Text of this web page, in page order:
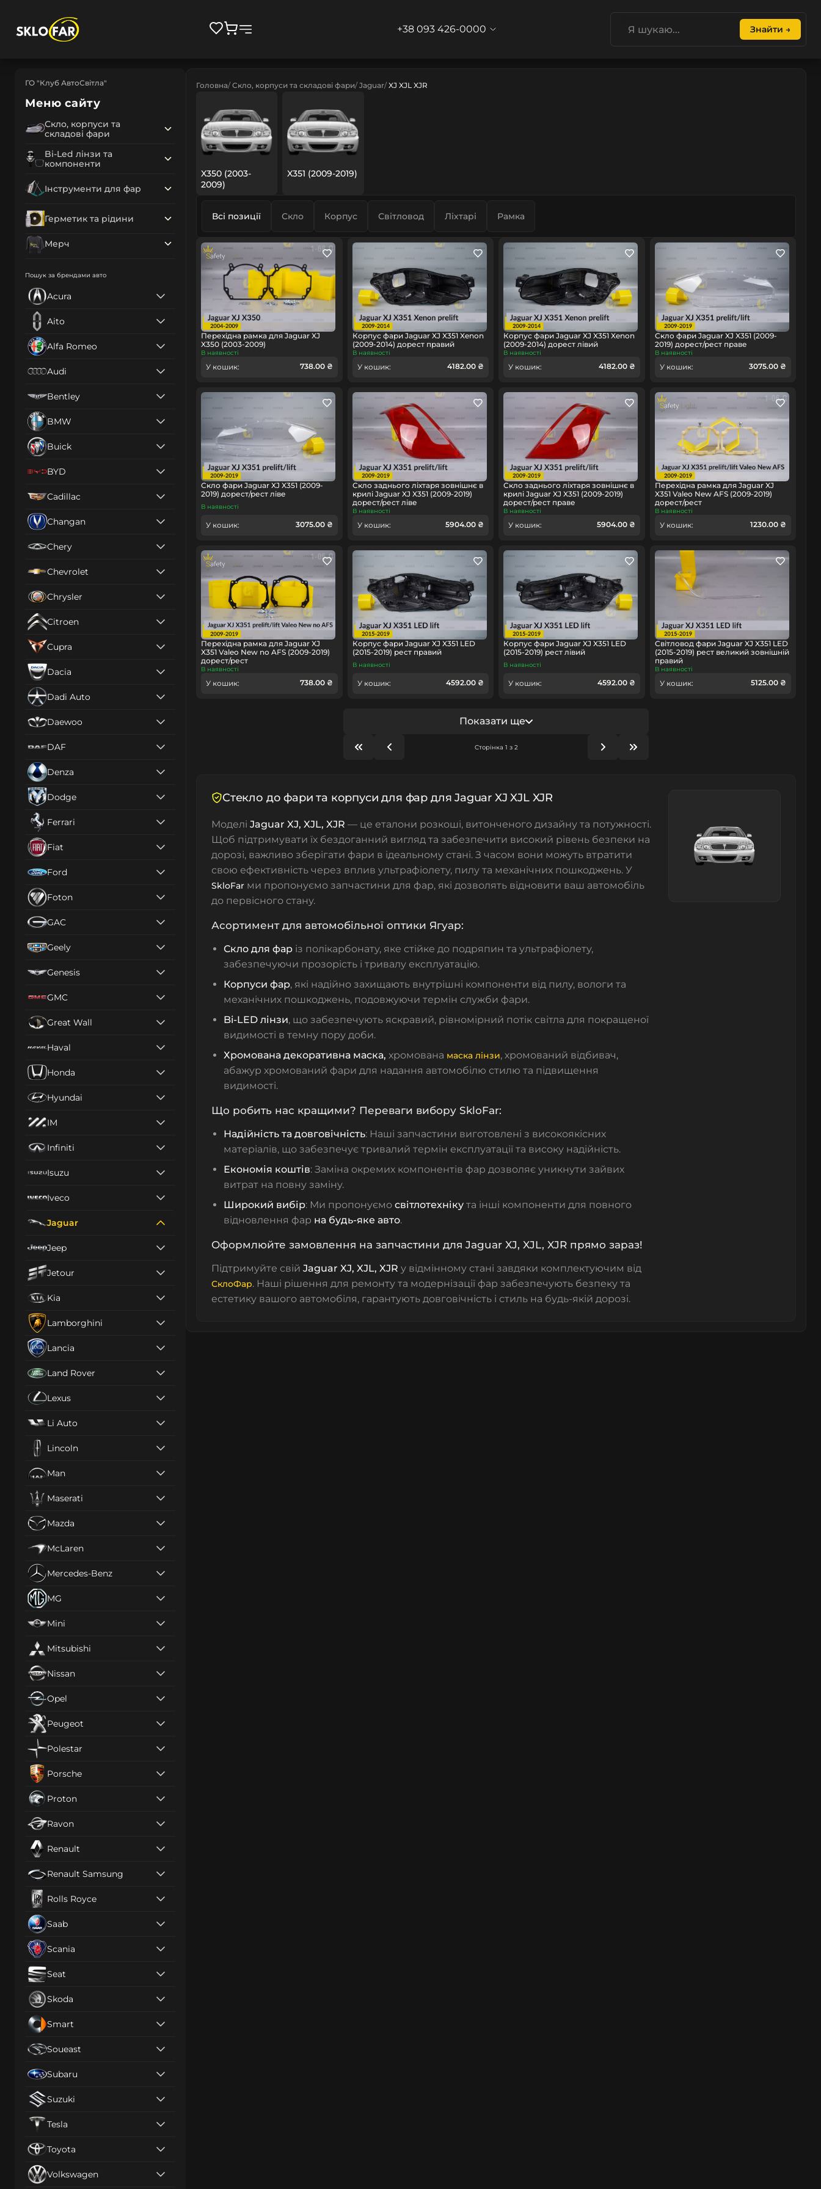
+38 093 426-0000 Знайти →
ГО "Клуб АвтоСвітла"
Меню сайту
Скло, корпуси та
складові фари
Bi-Led лінзи та
компоненти
Інструменти для фар
Герметик та рідини
Мерч
Пошук за брендами авто
Acura
Aito
Alfa Romeo
Audi
Bentley
BMW
Buick
BYD
Cadillac
Changan
Chery
Chevrolet
Chrysler
Citroen
Cupra
Dacia
Dadi Auto
Daewoo
DAF
Denza
Dodge
Ferrari
Fiat
Ford
Foton
GAC
Geely
Genesis
GMC
Great Wall
Haval
Honda
Hyundai
IM
Infiniti
Isuzu
Iveco
Jaguar
Jeep
Jetour
Kia
Lamborghini
Lancia
Land Rover
Lexus
Li Auto
Lincoln
Man
Maserati
Mazda
McLaren
Mercedes-Benz
MG
Mini
Mitsubishi
Nissan
Opel
Peugeot
Polestar
Porsche
Proton
Ravon
Renault
Renault Samsung
Rolls Royce
Saab
Scania
Seat
Skoda
Smart
Soueast
Subaru
Suzuki
Tesla
Toyota
Volkswagen
Головна Скло, корпуси та складові фари Jaguar XJ XJL XJR
X350 (2003-
2009)
X351 (2009-2019)
Всі позиції Скло Корпус Світловод Ліхтарі Рамка
Перехідна рамка для Jaguar XJ
X350 (2003-2009)
В наявності
У кошик: 738.00 ₴
Корпус фари Jaguar XJ X351 Xenon
(2009-2014) дорест правий
В наявності
У кошик: 4182.00 ₴
Корпус фари Jaguar XJ X351 Xenon
(2009-2014) дорест лівий
В наявності
У кошик: 4182.00 ₴
Скло фари Jaguar XJ X351 (2009-
2019) дорест/рест праве
В наявності
У кошик: 3075.00 ₴
Скло фари Jaguar XJ X351 (2009-
2019) дорест/рест ліве
В наявності
У кошик: 3075.00 ₴
Скло заднього ліхтаря зовнішнє в
крилі Jaguar XJ X351 (2009-2019)
дорест/рест ліве
В наявності
У кошик: 5904.00 ₴
Скло заднього ліхтаря зовнішнє в
крилі Jaguar XJ X351 (2009-2019)
дорест/рест праве
В наявності
У кошик: 5904.00 ₴
Перехідна рамка для Jaguar XJ
X351 Valeo New AFS (2009-2019)
дорест/рест
В наявності
У кошик: 1230.00 ₴
Перехідна рамка для Jaguar XJ
X351 Valeo New no AFS (2009-2019)
дорест/рест
В наявності
У кошик: 738.00 ₴
Корпус фари Jaguar XJ X351 LED
(2015-2019) рест правий
В наявності
У кошик: 4592.00 ₴
Корпус фари Jaguar XJ X351 LED
(2015-2019) рест лівий
В наявності
У кошик: 4592.00 ₴
Світловод фари Jaguar XJ X351 LED
(2015-2019) рест великий зовнішній
правий
В наявності
У кошик: 5125.00 ₴
Показати ще
Сторінка 1 з 2
Cтекло до фари та корпуси для фар для Jaguar XJ XJL XJR
Моделі Jaguar XJ, XJL, XJR — це еталони розкоші, витонченого дизайну та потужності.
Щоб підтримувати їх бездоганний вигляд та забезпечити високий рівень безпеки на
дорозі, важливо зберігати фари в ідеальному стані. З часом вони можуть втратити
свою ефективність через вплив ультрафіолету, пилу та механічних пошкоджень. У
SkloFar ми пропонуємо запчастини для фар, які дозволять відновити ваш автомобіль
до первісного стану.
Асортимент для автомобільної оптики Ягуар:
Скло для фар із полікарбонату, яке стійке до подряпин та ультрафіолету,
забезпечуючи прозорість і тривалу експлуатацію.
Корпуси фар, які надійно захищають внутрішні компоненти від пилу, вологи та
механічних пошкоджень, подовжуючи термін служби фари.
Bi-LED лінзи, що забезпечують яскравий, рівномірний потік світла для покращеної
видимості в темну пору доби.
Хромована декоративна маска, хромована маска лінзи, хромований відбивач,
абажур хромований фари для надання автомобілю стилю та підвищення
видимості.
Що робить нас кращими? Переваги вибору SkloFar:
Надійність та довговічність: Наші запчастини виготовлені з високоякісних
матеріалів, що забезпечує тривалий термін експлуатації та високу надійність.
Економія коштів: Заміна окремих компонентів фар дозволяє уникнути зайвих
витрат на повну заміну.
Широкий вибір: Ми пропонуємо світлотехніку та інші компоненти для повного
відновлення фар на будь-яке авто.
Оформлюйте замовлення на запчастини для Jaguar XJ, XJL, XJR прямо зараз!
Підтримуйте свій Jaguar XJ, XJL, XJR у відмінному стані завдяки комплектуючим від
СклоФар. Наші рішення для ремонту та модернізації фар забезпечують безпеку та
естетику вашого автомобіля, гарантують довговічність і стиль на будь-якій дорозі.